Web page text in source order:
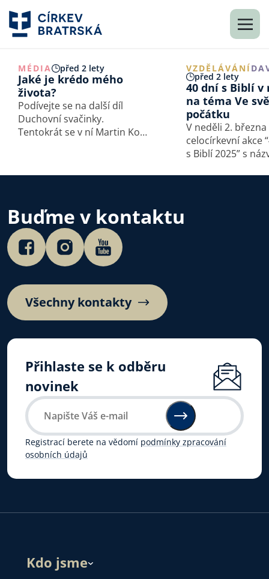
MÉDIA před 2 lety
Jaké je krédo mého
života?
Podívejte se na další díl
Duchovní svačinky.
Tentokrát se v ní Martin Kop
VZDĚLÁVÁNÍ
před 2 lety
40 dní s Biblí v
na téma Ve
počátku
V neděli 2. března
celocírkevní akce
s Biblí 2025” s
Buďme v kontaktu
Všechny kontakty
Přihlaste se k odběru
novinek
Registrací berete na vědomí podmínky zpracování
osobních údajů
Kdo jsme